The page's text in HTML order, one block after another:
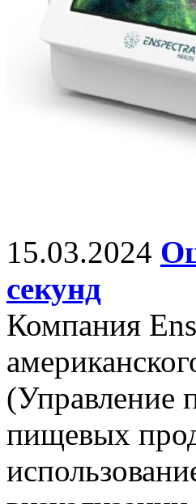
15.03.2024
секунд
Компания
(Управление
пищевых